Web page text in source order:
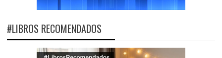
#LIBROS RECOMENDADOS